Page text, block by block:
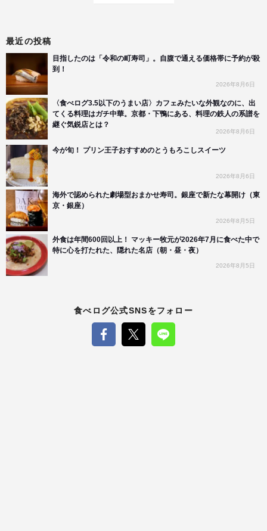
最近の投稿
目指したのは「令和の町寿司」。自腹で通える価格帯に予約が殺
到！
2026年8月6日
〈食べログ3.5以下のうまい店〉カフェみたいな外観なのに、出
てくる料理はガチ中華。京都・下鴨にある、料理の鉄人の系譜を
継ぐ気鋭店とは？
2026年8月6日
今が旬！ プリン王子おすすめのとうもろこしスイーツ
2026年8月6日
海外で認められた劇場型おまかせ寿司。銀座で新たな幕開け（東
京・銀座）
2026年8月5日
外食は年間600回以上！ マッキー牧元が2026年7月に食べた中で
特に心を打たれた、隠れた名店（朝・昼・夜）
2026年8月5日
食べログ公式SNSをフォロー